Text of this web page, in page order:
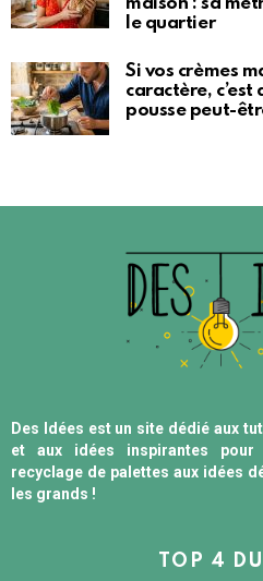
le quartier
Si vos crèmes
caractère, c’est
pousse peut-
Des Idées est un site dédié aux
et aux idées inspirantes
recyclage de palettes aux idées
les grands !
TOP 4